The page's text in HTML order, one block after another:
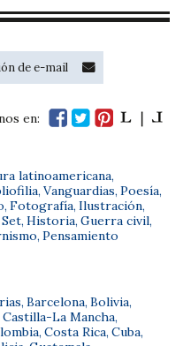
en:
latinoamericana,
, Vanguardias, Poesía,
, Fotografía, Ilustración,
, Historia, Guerra civil,
, Pensamiento
, Barcelona, Bolivia,
Castilla-La Mancha,
, Costa Rica, Cuba,